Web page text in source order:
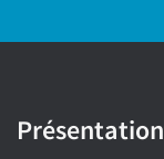
Présentation